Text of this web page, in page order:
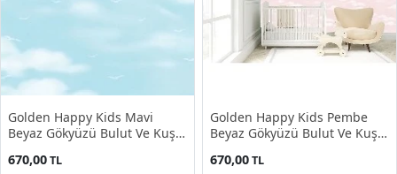
Golden Happy Kids Mavi
Beyaz Gökyüzü Bulut Ve Kuş
M²
670,00TL
Golden Happy Kids Pembe
Beyaz Gökyüzü Bulut Ve Kuş
M²
670,00TL